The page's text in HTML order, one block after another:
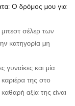
Ο δρόμος μου για
μπεστ σέλερ των
κατηγορία μη
και μία
της στο
αξία της είναι